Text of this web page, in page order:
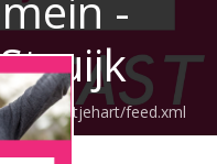
feed.xml